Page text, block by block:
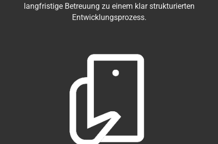
langfristige Betreuung zu einem klar strukturierten
Entwicklungsprozess.